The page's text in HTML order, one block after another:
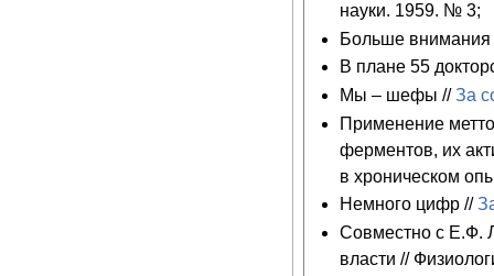
науки. 1959. № 3;
Больше внимания
В плане 55
Мы – шефы //За
Применение
ферментов, их
в хроническом
Немного цифр //
Совместно с Е.Ф.
власти //